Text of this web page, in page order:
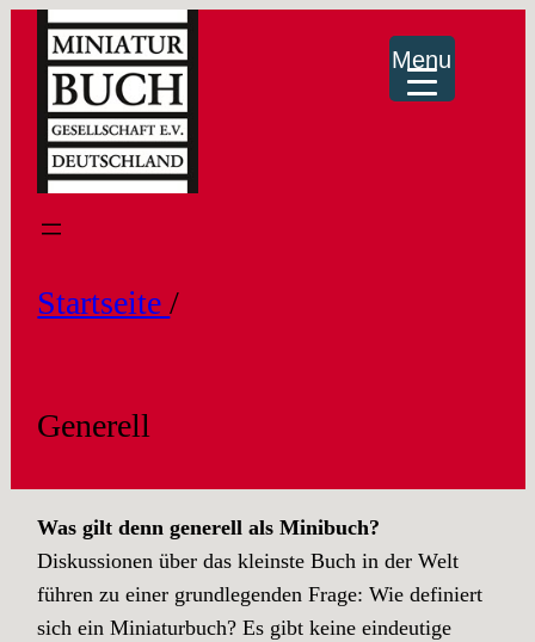
Menu
Startseite/
Generell
Was gilt denn generell als Minibuch?
Diskussionen über das kleinste Buch in der Welt
führen zu einer grundlegenden Frage: Wie definiert
sich ein Miniaturbuch? Es gibt keine eindeutige